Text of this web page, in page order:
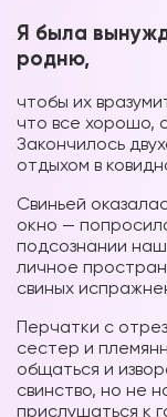
Я была
родню,
чтобы их
что все хорошо,
Закончилось
отдыхом в
Свиньей
окно —
подсознании
личное
свиных
Перчатки с
сестер и
общаться и
свинство, но не
прислушаться к